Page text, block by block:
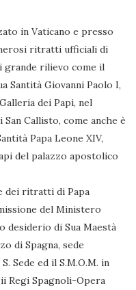
in Vaticano e presso
ritratti ufficiali di
grande rilievo come il
Santità Giovanni Paolo I,
dei Papi, nel
Callisto, come anche è
Papa Leone XIV,
del palazzo apostolico
dei ritratti di Papa
del Ministero
desiderio di Sua Maestà
di Spagna, sede
Sede ed il S.M.O.M. in
Regi Spagnoli-Opera